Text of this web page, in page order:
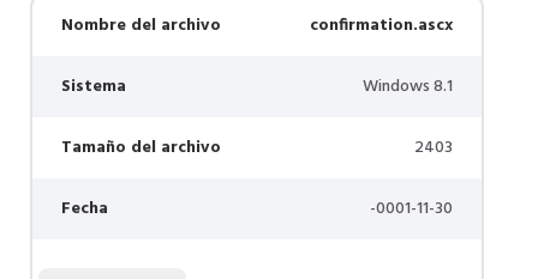
Nombre del archivo confirmation.ascx
Sistema Windows 8.1
Tamaño del archivo 2403
Fecha -0001-11-30